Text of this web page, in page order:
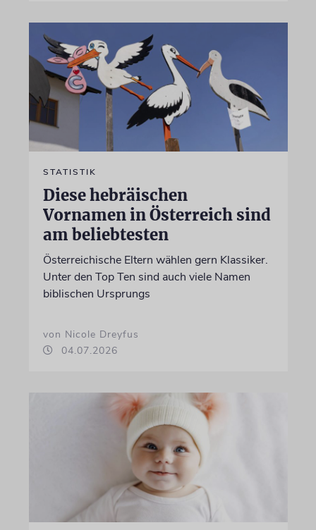
STATISTIK
Diese hebräischen
Vornamen in Österreich sind
am beliebtesten
Österreichische Eltern wählen gern Klassiker.
Unter den Top Ten sind auch viele Namen
biblischen Ursprungs
von Nicole Dreyfus
04.07.2026